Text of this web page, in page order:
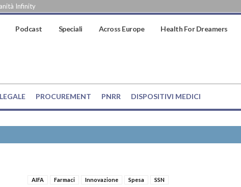
Infinity
Podcast Speciali Across Europe Health For Dreamers
LEGALE PROCUREMENT PNRR DISPOSITIVI MEDICI
AIFA Farmaci Innovazione Spesa SSN